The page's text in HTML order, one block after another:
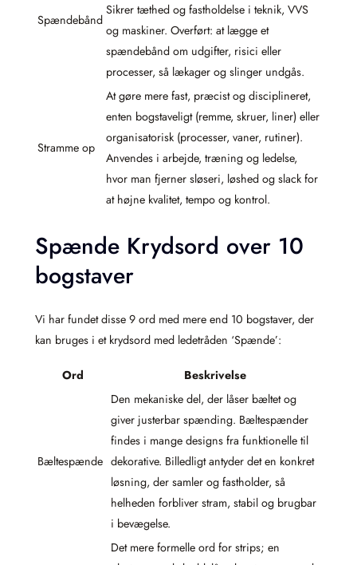
Spændebånd
Sikrer tæthed og fastholdelse i teknik, VVS
og maskiner. Overført: at lægge et
spændebånd om udgifter, risici eller
processer, så lækager og slinger undgås.
Stramme op
At gøre mere fast, præcist og disciplineret,
enten bogstaveligt (remme, skruer, liner) eller
organisatorisk (processer, vaner, rutiner).
Anvendes i arbejde, træning og ledelse,
hvor man fjerner sløseri, løshed og slack for
at højne kvalitet, tempo og kontrol.
Spænde Krydsord over 10
bogstaver
Vi har fundet disse 9 ord med mere end 10 bogstaver, der
kan bruges i et krydsord med ledetråden ‘Spænde’:
Ord Beskrivelse
Bæltespænde
Den mekaniske del, der låser bæltet og
giver justerbar spænding. Bæltespænder
findes i mange designs fra funktionelle til
dekorative. Billedligt antyder det en konkret
løsning, der samler og fastholder, så
helheden forbliver stram, stabil og brugbar
i bevægelse.
Det mere formelle ord for strips; en